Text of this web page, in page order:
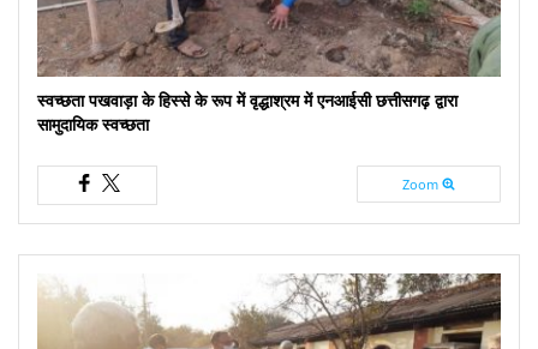
स्वच्छता पखवाड़ा के हिस्से के रूप में वृद्धाश्रम में एनआईसी छत्तीसगढ़ द्वारा
सामुदायिक स्वच्छता
Zoom